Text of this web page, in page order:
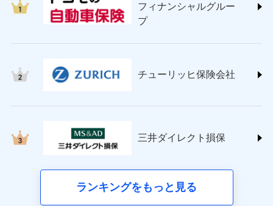
(https://www.sompo-direct.co.jp/)
チューリッヒ保険会社 (https://www.zurich.co.jp/)
(https://www.nisshinfire.co.jp/)
(https://www.petfamilyins.co.jp/)
ins.com/)
三井ダイレクト損害保険株式会社
フィナンシャルグルー
プ
チューリッヒ保険会社
三井ダイレクト損保
ランキングをもっと見る